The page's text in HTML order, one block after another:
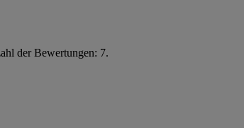
der Bewertungen: 7.